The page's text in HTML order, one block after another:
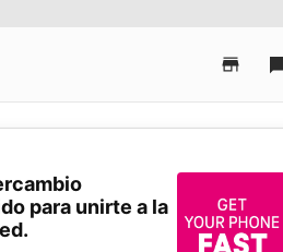
para unirte a la